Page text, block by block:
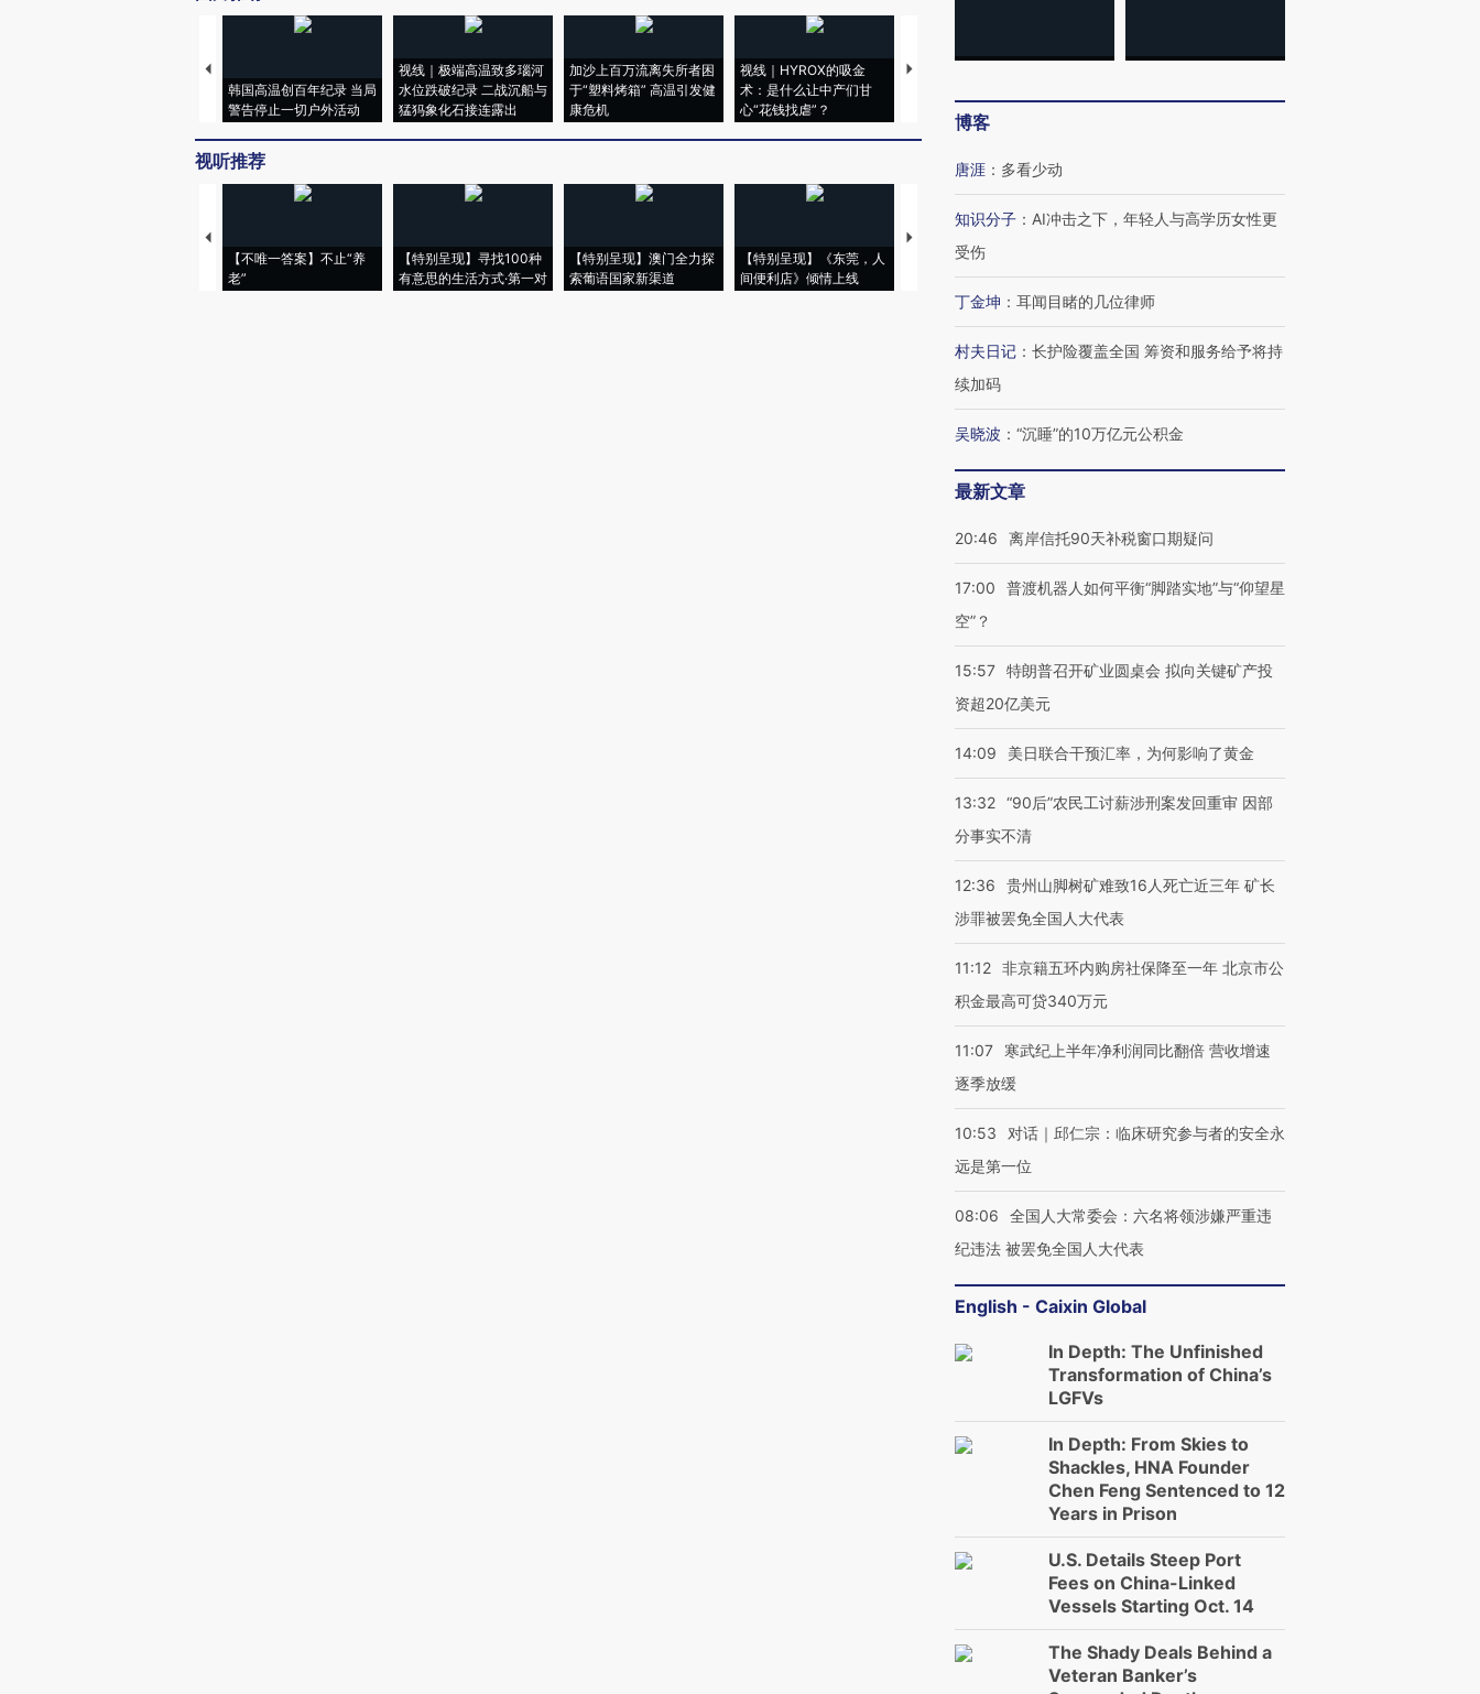
韩国高温创百年纪录 当局
警告停止一切户外活动
视线｜极端高温致多瑙河
水位跌破纪录 二战沉船与
猛犸象化石接连露出
加沙上百万流离失所者困
于“塑料烤箱” 高温引发健
康危机
视线｜HYROX的吸金
术：是什么让中产们甘
心“花钱找虐”？
马航飞行员跨国走私7万
视听推荐
【不唯一答案】不止“养
老”
【特别呈现】寻找100种
有意思的生活方式·第一对
【特别呈现】澳门全力探
索葡语国家新渠道
【特别呈现】《东莞，人
间便利店》倾情上线
【推广】走进第四届链博
会，让数智科技“链”接产
有意思的生活方式·第三对
住三大增长引擎是什么？
博客
唐涯 ： 多看少动
知识分子 ： AI冲击之下，年轻人与高学历女性更
受伤
丁金坤 ： 耳闻目睹的几位律师
村夫日记 ： 长护险覆盖全国 筹资和服务给予将持
续加码
吴晓波 ： “沉睡”的10万亿元公积金
最新文章
20:46 离岸信托90天补税窗口期疑问
17:00
普渡机器人如何平衡“脚踏实地”与“仰望星
空”？
15:57 特朗普召开矿业圆桌会 拟向关键矿产投
资超20亿美元
14:09 美日联合干预汇率，为何影响了黄金
13:32 “90后”农民工讨薪涉刑案发回重审 因部
分事实不清
12:36
贵州山脚树矿难致16人死亡近三年 矿长
涉罪被罢免全国人大代表
11:12 非京籍五环内购房社保降至一年 北京市公
积金最高可贷340万元
11:07
寒武纪上半年净利润同比翻倍 营收增速
逐季放缓
10:53
对话｜邱仁宗：临床研究参与者的安全永
远是第一位
08:06
全国人大常委会：六名将领涉嫌严重违
纪违法 被罢免全国人大代表
English - Caixin Global
In Depth: The Unfinished
Transformation of China’s
LGFVs
In Depth: From Skies to
Shackles, HNA Founder
Chen Feng Sentenced to 12
Years in Prison
U.S. Details Steep Port
Fees on China-Linked
Vessels Starting Oct. 14
The Shady Deals Behind a
Veteran Banker’s